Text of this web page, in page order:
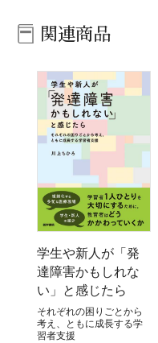
関連商品
学生や新人が「発
達障害かもしれな
い」と感じたら
それぞれの困りごとから
考え、ともに成長する学
習者支援